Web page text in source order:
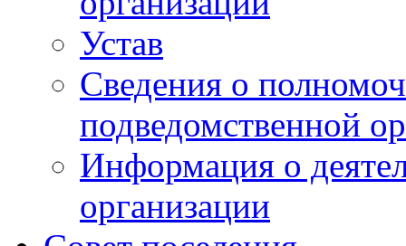
Устав
Сведения о
подведомственной
Информация о
организации